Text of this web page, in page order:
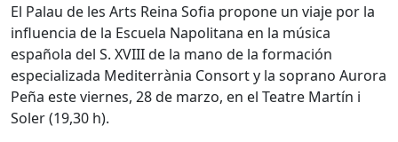
El Palau de les Arts Reina Sofia propone un viaje por la
influencia de la Escuela Napolitana en la música
española del S. XVIII de la mano de la formación
especializada Mediterrània Consort y la soprano Aurora
Peña este viernes, 28 de marzo, en el Teatre Martín i
Soler (19,30 h).